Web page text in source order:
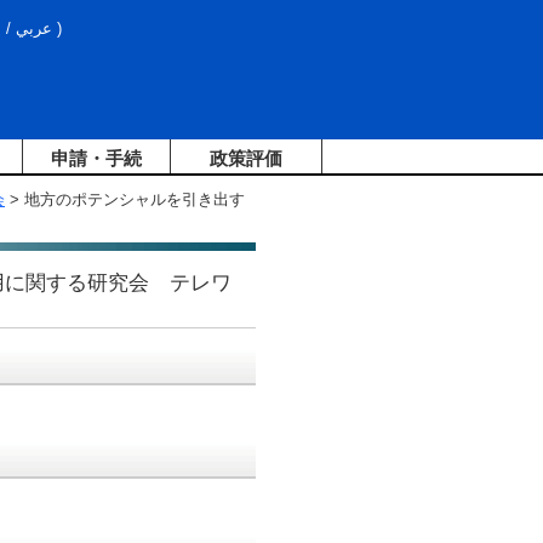
/ عربي )
申請・手続 政策評価
> 地方のポテンシャルを引き出す
に関する研究会 テレワ